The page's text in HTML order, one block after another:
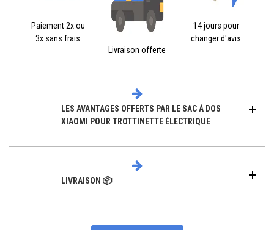
Paiement 2x ou
3x sans frais
Livraison offerte
14 jours pour
changer d'avis
LES AVANTAGES OFFERTS PAR LE SAC À DOS
XIAOMI POUR TROTTINETTE ÉLECTRIQUE
LIVRAISON 📦